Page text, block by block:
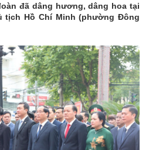
đã dâng hương, dâng hoa tại
tịch Hồ Chí Minh (phường Đông